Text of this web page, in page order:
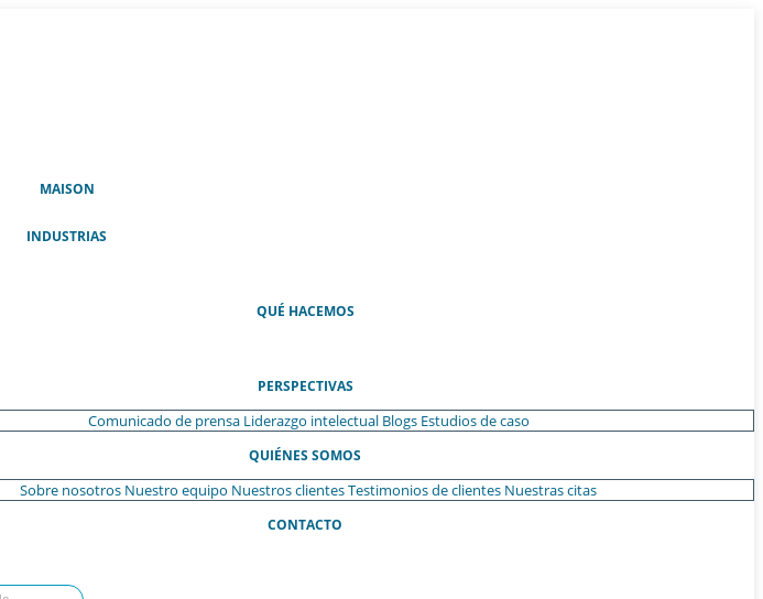
MAISON(ACTUAL)
INDUSTRIAS
QUÉ HACEMOS
PERSPECTIVAS
Comunicado de prensa Liderazgo intelectual Blogs Estudios de caso
QUIÉNES SOMOS
Sobre nosotros Nuestro equipo Nuestros clientesTestimonios de clientes Nuestras citas
CONTACTO